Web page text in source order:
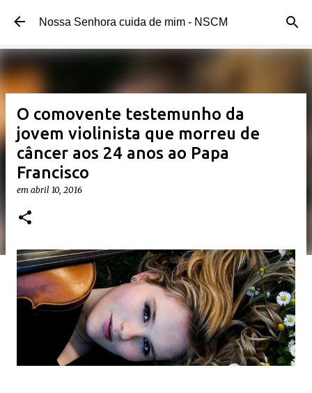
Pular para o conteúdo principal
Nossa Senhora cuida de mim - NSCM
O comovente testemunho da
jovem violinista que morreu de
câncer aos 24 anos ao Papa
Francisco
em abril 10, 2016